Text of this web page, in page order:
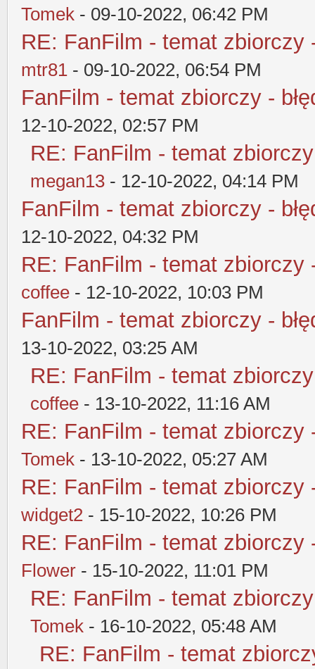
Tomek - 09-10-2022, 06:42 PM
RE: FanFilm - temat zbiorczy
mtr81 - 09-10-2022, 06:54 PM
FanFilm - temat zbiorczy -
12-10-2022, 02:57 PM
RE: FanFilm - temat
megan13 - 12-10-2022, 04:14 PM
FanFilm - temat zbiorczy -
12-10-2022, 04:32 PM
RE: FanFilm - temat zbiorczy
coffee - 12-10-2022, 10:03 PM
FanFilm - temat zbiorczy -
13-10-2022, 03:25 AM
RE: FanFilm - temat
coffee - 13-10-2022, 11:16 AM
RE: FanFilm - temat zbiorczy
Tomek - 13-10-2022, 05:27 AM
RE: FanFilm - temat zbiorczy
widget2 - 15-10-2022, 10:26 PM
RE: FanFilm - temat zbiorczy
Flower - 15-10-2022, 11:01 PM
RE: FanFilm - temat
Tomek - 16-10-2022, 05:48 AM
RE: FanFilm - temat